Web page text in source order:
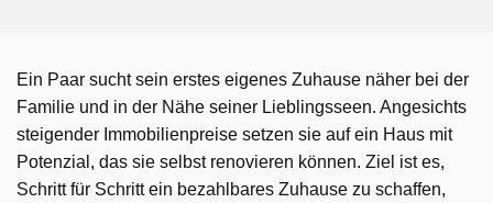
Ein Paar sucht sein erstes eigenes Zuhause näher bei der
Familie und in der Nähe seiner Lieblingsseen. Angesichts
steigender Immobilienpreise setzen sie auf ein Haus mit
Potenzial, das sie selbst renovieren können. Ziel ist es,
Schritt für Schritt ein bezahlbares Zuhause zu schaffen,